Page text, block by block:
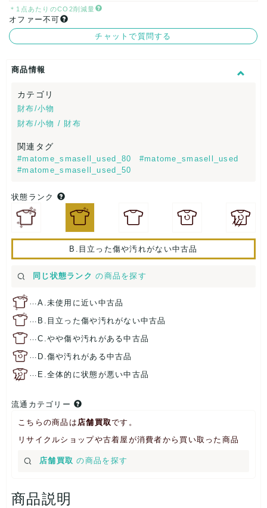
＊1点あたりのCO2削減量
オファー不可
チャットで質問する
商品情報
カテゴリ
財布/小物
財布/小物 / 財布
関連タグ
#matome_smasell_used_80
#matome_smasell_used
#matome_smasell_used_50
状態ランク
B.目立った傷や汚れがない中古品
同じ状態ランク の商品を探す
…A.未使用に近い中古品
… B.目立った傷や汚れがない中古品
…C.やや傷や汚れがある中古品
… D.傷や汚れがある中古品
… E.全体的に状態が悪い中古品
流通カテゴリー
こちらの商品は 店舗買取です。
リサイクルショップや古着屋が消費者から買い取った商品
店舗買取 の商品を探す
商品説明